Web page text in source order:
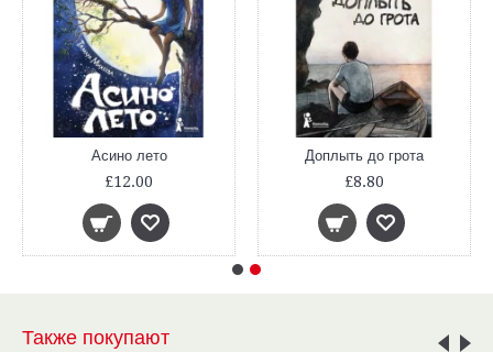
Асино лето
£12.00
Доплыть до грота
£8.80
Также покупают